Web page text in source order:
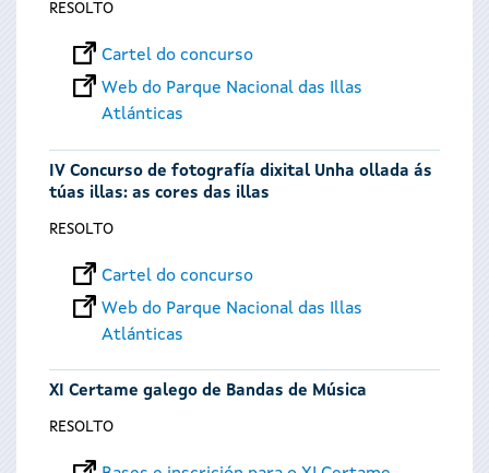
RESOLTO
Cartel do concurso
Web do Parque Nacional das Illas
Atlánticas
IV Concurso de fotografía dixital Unha ollada ás
túas illas: as cores das illas
RESOLTO
Cartel do concurso
Web do Parque Nacional das Illas
Atlánticas
XI Certame galego de Bandas de Música
RESOLTO